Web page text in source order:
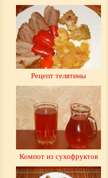
Рецепт телятины
Компот из сухофруктов